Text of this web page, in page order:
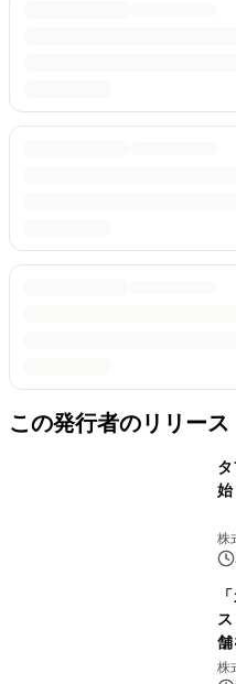
この発行者のリリース
始
株
舗
に
株